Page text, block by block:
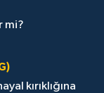
mi?
kırıklığına